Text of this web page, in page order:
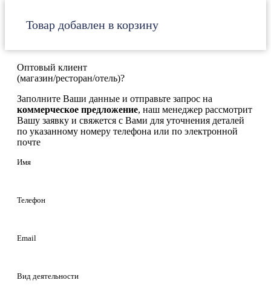
Товар добавлен в корзину
Оптовый клиент
(магазин/ресторан/отель)?
Заполните Ваши данные и отправьте запрос на
коммерческое предложение, наш менеджер рассмотрит
Вашу заявку и свяжется с Вами для уточнения деталей
по указанному номеру телефона или по электронной
почте
Имя
Телефон
Email
Вид деятельности